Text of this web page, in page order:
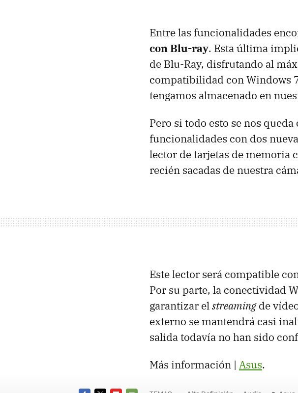
Entre las funcionalidades
con Blu-ray. Esta última
de Blu-Ray, disfrutando al
compatibilidad con Windows
tengamos almacenado en
Pero si todo esto se nos queda
funcionalidades con dos
lector de tarjetas de memoria
recién sacadas de nuestra
Este lector será compatible
Por su parte, la conectividad
garantizar elstreamingde
externo se mantendrá casi
salida todavía no han sido
Más información | Asus.